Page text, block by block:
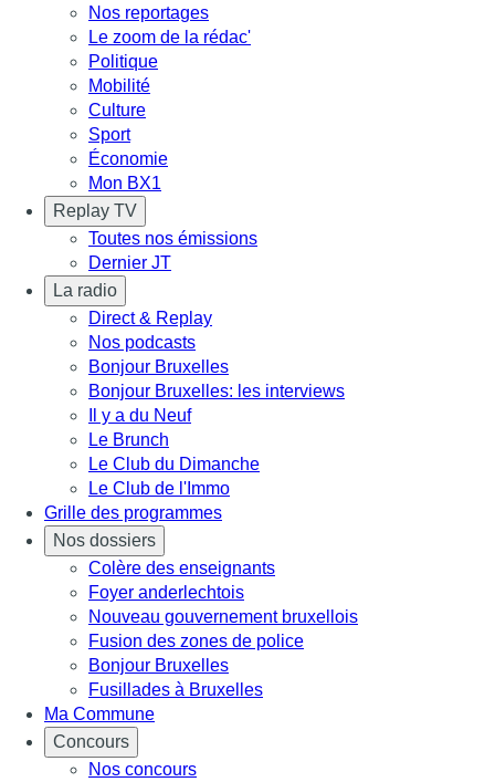
Nos reportages
Le zoom de la rédac'
Politique
Mobilité
Culture
Sport
Économie
Mon BX1
Replay TV
Toutes nos émissions
Dernier JT
La radio
Direct & Replay
Nos podcasts
Bonjour Bruxelles
Bonjour Bruxelles: les interviews
Il y a du Neuf
Le Brunch
Le Club du Dimanche
Le Club de l'Immo
Grille des programmes
Nos dossiers
Colère des enseignants
Foyer anderlechtois
Nouveau gouvernement bruxellois
Fusion des zones de police
Bonjour Bruxelles
Fusillades à Bruxelles
Ma Commune
Concours
Nos concours